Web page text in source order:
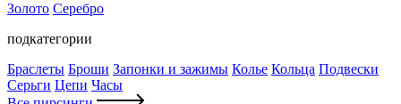
Золото Серебро
подкатегории
Браслеты Броши Запонки и зажимы Колье Кольца Подвески
Серьги Цепи Часы